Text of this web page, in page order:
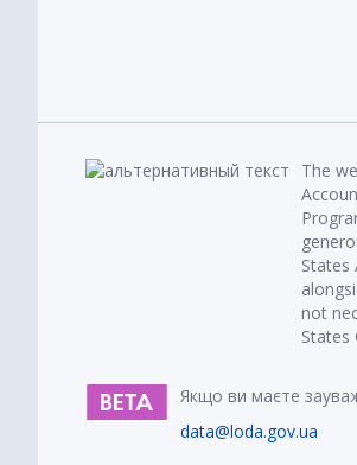
The
States
not
States
Якщо ви маєте
data@loda.gov.ua